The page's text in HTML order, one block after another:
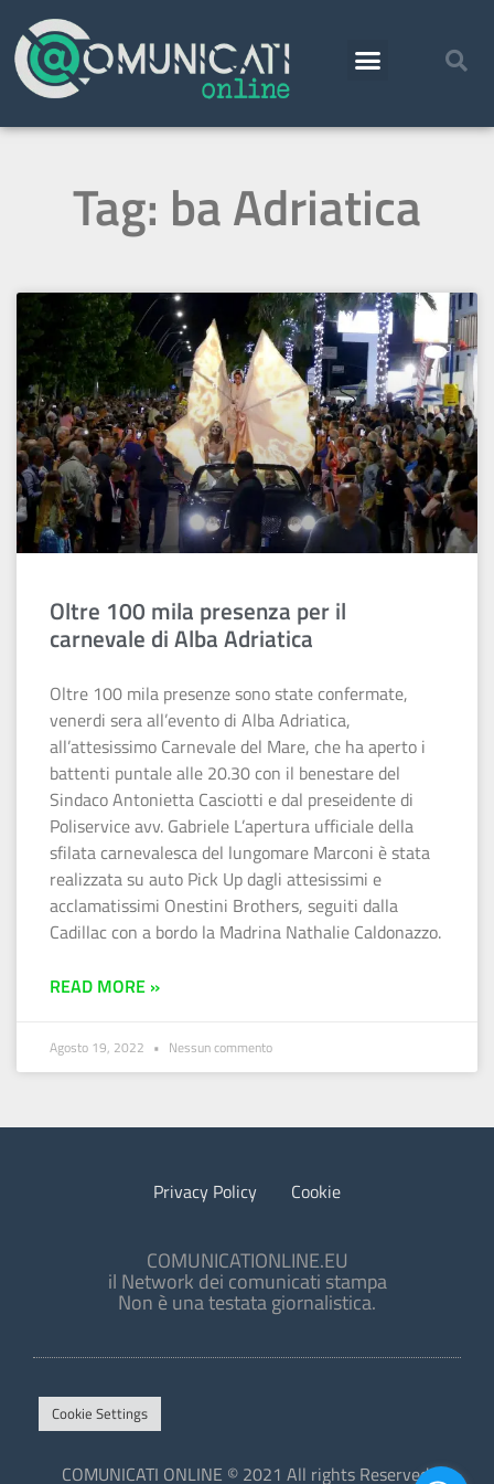
Tag: ba Adriatica
Oltre 100 mila presenza per il
carnevale di Alba Adriatica
Oltre 100 mila presenze sono state confermate,
venerdi sera all’evento di Alba Adriatica,
all’attesissimo Carnevale del Mare, che ha aperto i
battenti puntale alle 20.30 con il benestare del
Sindaco Antonietta Casciotti e dal preseidente di
Poliservice avv. Gabriele L’apertura ufficiale della
sfilata carnevalesca del lungomare Marconi è stata
realizzata su auto Pick Up dagli attesissimi e
acclamatissimi Onestini Brothers, seguiti dalla
Cadillac con a bordo la Madrina Nathalie Caldonazzo.
READ MORE »
Agosto 19, 2022 Nessun commento
Privacy Policy Cookie
COMUNICATIONLINE.EU
il Network dei comunicati stampa
Non è una testata giornalistica.
Cookie Settings
COMUNICATI ONLINE © 2021 All rights Reserved.